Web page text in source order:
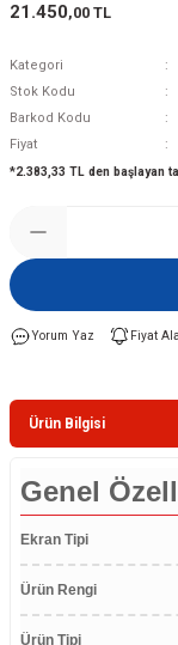
21.450,00 TL
Kategori
Stok Kodu
Barkod Kodu
Fiyat
*2.383,33 TL den başlayan
Yorum Yaz Fiyat
Ürün Bilgisi
Genel
Ekran Tipi
Ürün Rengi
Ürün Tipi